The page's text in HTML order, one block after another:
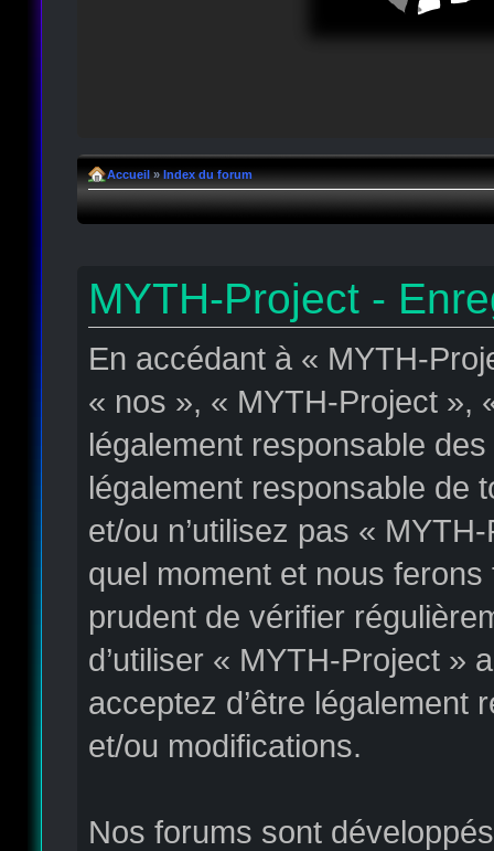
Accueil » Index du forum
MYTH-Project -
En accédant à « MYTH-
« nos », « MYTH-Project »,
légalement responsable
légalement responsable de
et/ou n’utilisez pas «
quel moment et nous
prudent de vérifier
d’utiliser « MYTH-Project »
acceptez d’être légalement
et/ou modifications.
Nos forums sont